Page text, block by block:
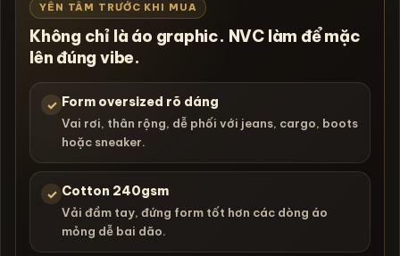
YÊN TÂM TRƯỚC KHI MUA
Không chỉ là áo graphic. NVC làm để mặc
lên đúng vibe.
✓ Form oversized rõ dáng
Vai rơi, thân rộng, dễ phối với jeans, cargo, boots
hoặc sneaker.
✓ Cotton 240gsm
Vải đầm tay, đứng form tốt hơn các dòng áo
mỏng dễ bai dão.